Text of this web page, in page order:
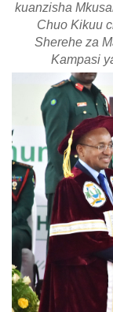
kuanzisha
Chuo Kikuu
Sherehe za
Kampasi